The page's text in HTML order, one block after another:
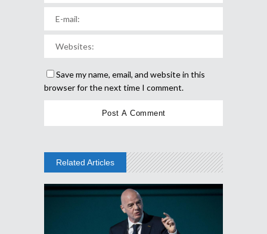
Save my name, email, and website in this
browser for the next time I comment.
Related Articles